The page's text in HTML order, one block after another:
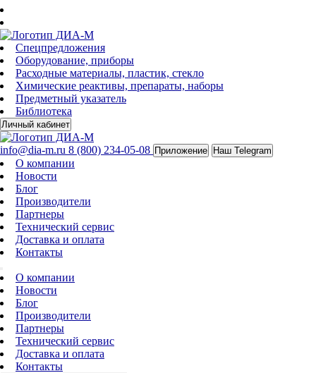
Спецпредложения
Оборудование, приборы
Расходные материалы, пластик, стекло
Химические реактивы, препараты, наборы
Предметный указатель
Библиотека
Личный кабинет
info@dia-m.ru 8 (800) 234-05-08 Приложение Наш Telegram
О компании
Новости
Блог
Производители
Партнеры
Технический сервис
Доставка и оплата
Контакты
О компании
Новости
Блог
Производители
Партнеры
Технический сервис
Доставка и оплата
Контакты